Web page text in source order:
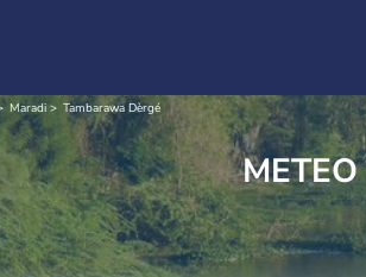
Maradi Tambarawa Dèrgé